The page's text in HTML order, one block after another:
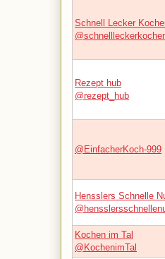
Schnell Lecker
Rezept hub
@rezept_hub
@EinfacherKoch-999
Hensslers Schnelle
Kochen im Tal
@KochenimTal